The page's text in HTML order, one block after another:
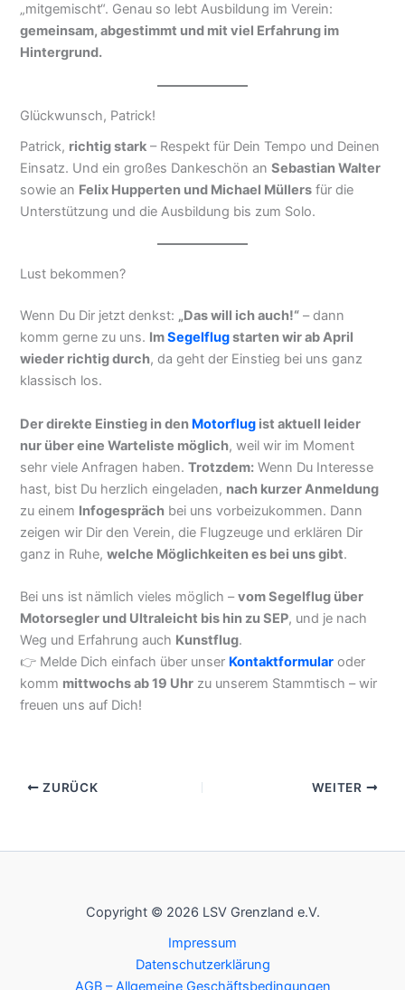
„mitgemischt“. Genau so lebt Ausbildung im Verein:
gemeinsam, abgestimmt und mit viel Erfahrung im
Hintergrund.
Glückwunsch, Patrick!
Patrick, richtig stark – Respekt für Dein Tempo und Deinen
Einsatz. Und ein großes Dankeschön anSebastian Walter
sowie an Felix Hupperten und Michael Müllers für die
Unterstützung und die Ausbildung bis zum Solo.
Lust bekommen?
Wenn Du Dir jetzt denkst: „Das will ich auch!“ – dann
komm gerne zu uns. ImSegelflugstarten wir ab April
wieder richtig durch, da geht der Einstieg bei uns ganz
klassisch los.
Der direkte Einstieg in den Motorflug ist aktuell leider
nur über eine Warteliste möglich, weil wir im Moment
sehr viele Anfragen haben.Trotzdem: Wenn Du Interesse
hast, bist Du herzlich eingeladen, nach kurzer Anmeldung
zu einem Infogespräch bei uns vorbeizukommen. Dann
zeigen wir Dir den Verein, die Flugzeuge und erklären Dir
ganz in Ruhe,welche Möglichkeiten es bei uns gibt.
Bei uns ist nämlich vieles möglich –vom Segelflug über
Motorsegler und Ultraleicht bis hin zu SEP, und je nach
Weg und Erfahrung auch Kunstflug.
👉 Melde Dich einfach über unser Kontaktformular oder
komm mittwochs ab 19 Uhr zu unserem Stammtisch – wir
freuen uns auf Dich!
ZURÜCK WEITER
Copyright © 2026 LSV Grenzland e.V.
Impressum
Datenschutzerklärung
AGB – Allgemeine Geschäftsbedingungen